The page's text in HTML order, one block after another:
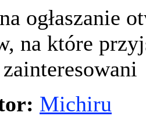
ogłaszanie
na które
Michiru